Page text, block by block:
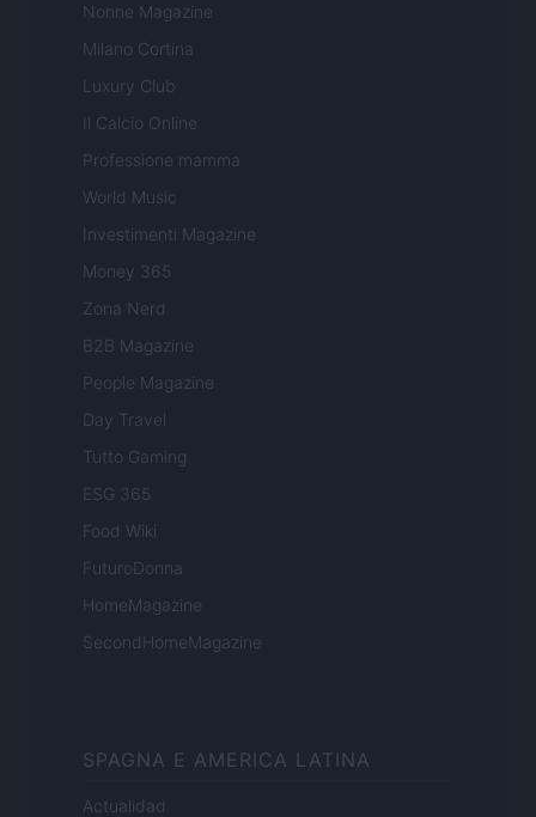
Nonne Magazine
Milano Cortina
Luxury Club
Il Calcio Online
Professione mamma
World Music
Investimenti Magazine
Money 365
Zona Nerd
B2B Magazine
People Magazine
Day Travel
Tutto Gaming
ESG 365
Food Wiki
FuturoDonna
HomeMagazine
SecondHomeMagazine
SPAGNA E AMERICA LATINA
Actualidad